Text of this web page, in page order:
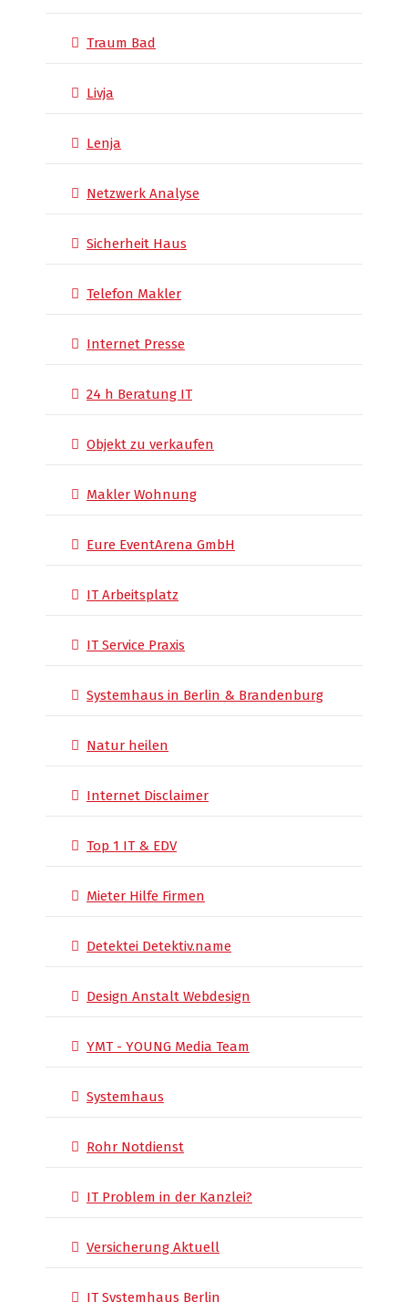
Traum Bad
Livja
Lenja
Netzwerk Analyse
Sicherheit Haus
Telefon Makler
Internet Presse
24 h Beratung IT
Objekt zu verkaufen
Makler Wohnung
Eure EventArena GmbH
IT Arbeitsplatz
IT Service Praxis
Systemhaus in Berlin & Brandenburg
Natur heilen
Internet Disclaimer
Top 1 IT & EDV
Mieter Hilfe Firmen
Detektei Detektiv.name
Design Anstalt Webdesign
YMT - YOUNG Media Team
Systemhaus
Rohr Notdienst
IT Problem in der Kanzlei?
Versicherung Aktuell
IT Systemhaus Berlin